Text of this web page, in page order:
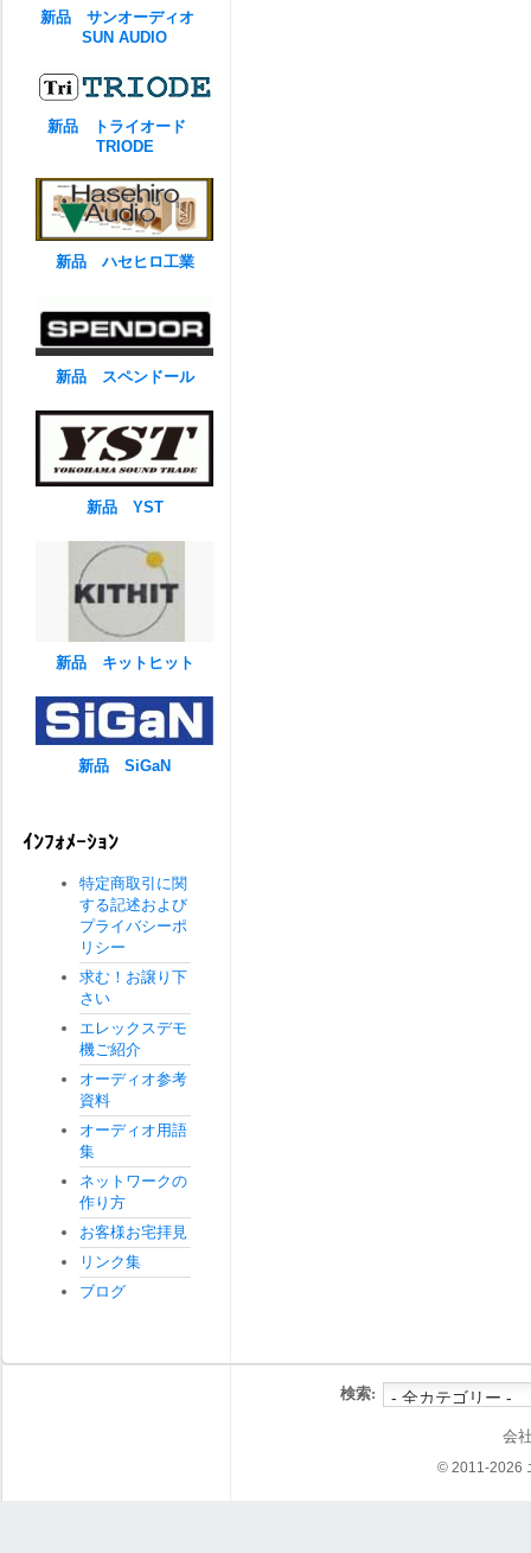
新品 サンオーディオ
SUN AUDIO
新品 トライオード
TRIODE
新品 ハセヒロ工業
新品 スペンドール
新品 YST
新品 キットヒット
新品 SiGaN
ｲﾝﾌｫﾒｰｼｮﾝ
特定商取引に関
する記述および
プライバシーポ
リシー
求む！お譲り下
さい
エレックスデモ
機ご紹介
オーディオ参考
資料
オーディオ用語
集
ネットワークの
作り方
お客様お宅拝見
リンク集
ブログ
検索:
会
© 2011-2026